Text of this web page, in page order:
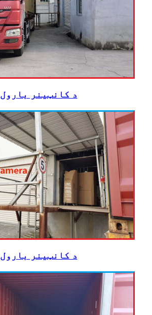
د کانټینر بارول
د کانټینر بارول